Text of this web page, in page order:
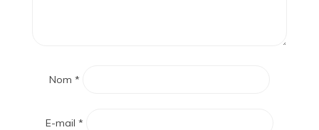
Nom *
E-mail *